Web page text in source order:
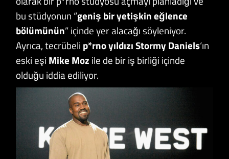
bu stüdyonun “geniş bir yetişkin eğlence
bölümünün” içinde yer alacağı söyleniyor.
Ayrıca, tecrübeli p*rno yıldızı Stormy Daniels‘ın
eski eşi Mike Moz ile de bir iş birliği içinde
olduğu iddia ediliyor.